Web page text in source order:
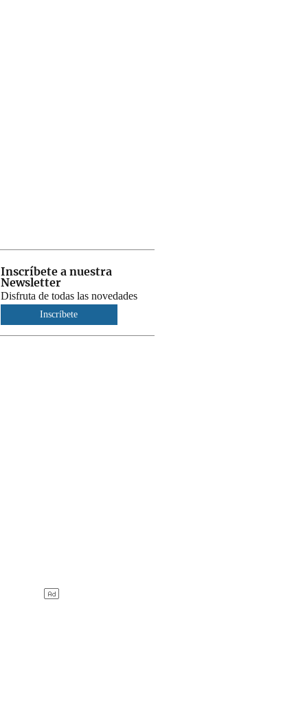
Inscríbete a nuestra
Newsletter
Disfruta de todas las novedades
Inscríbete